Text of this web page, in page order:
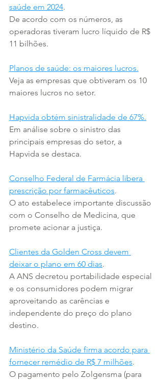
saúde em 2024.
De acordo com os números, as
operadoras tiveram lucro líquido de R$
11 bilhões.
Planos de saúde: os maiores lucros.
Veja as empresas que obtiveram os 10
maiores lucros no setor.
Hapvida obtém sinistralidade de 67%.
Em análise sobre o sinistro das
principais empresas do setor, a
Hapvida se destaca.
Conselho Federal de Farmácia libera
prescrição por farmacêuticos.
O ato estabelece importante discussão
com o Conselho de Medicina, que
promete acionar a justiça.
Clientes da Golden Cross devem
deixar o plano em 60 dias.
A ANS decretou portabilidade especial
e os consumidores podem migrar
aproveitando as carências e
independente do preço do plano
destino.
Ministério da Saúde firma acordo para
fornecer remédio de R$ 7 milhões.
O pagamento pelo Zolgensma (para